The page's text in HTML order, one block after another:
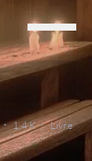
1,4 K Livre